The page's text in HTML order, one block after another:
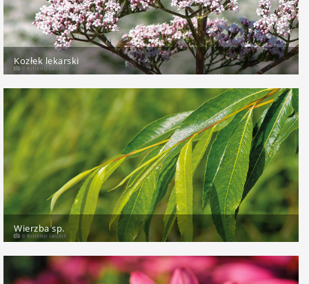
Kozłek lekarski
Wierzba sp.